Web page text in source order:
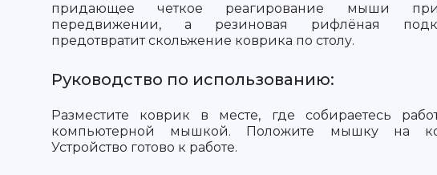
придающее четкое реагирование мыши
передвижении, а резиновая рифлёная
предотвратит скольжение коврика по столу.
Руководство по использованию:
Разместите коврик в месте, где собираетесь
компьютерной мышкой. Положите мышку на
Устройство готово к работе.